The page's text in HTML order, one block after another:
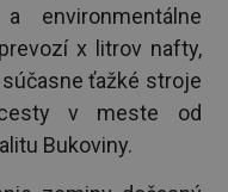
environmentálne
x litrov nafty,
ťažké stroje
v meste od
Bukoviny.